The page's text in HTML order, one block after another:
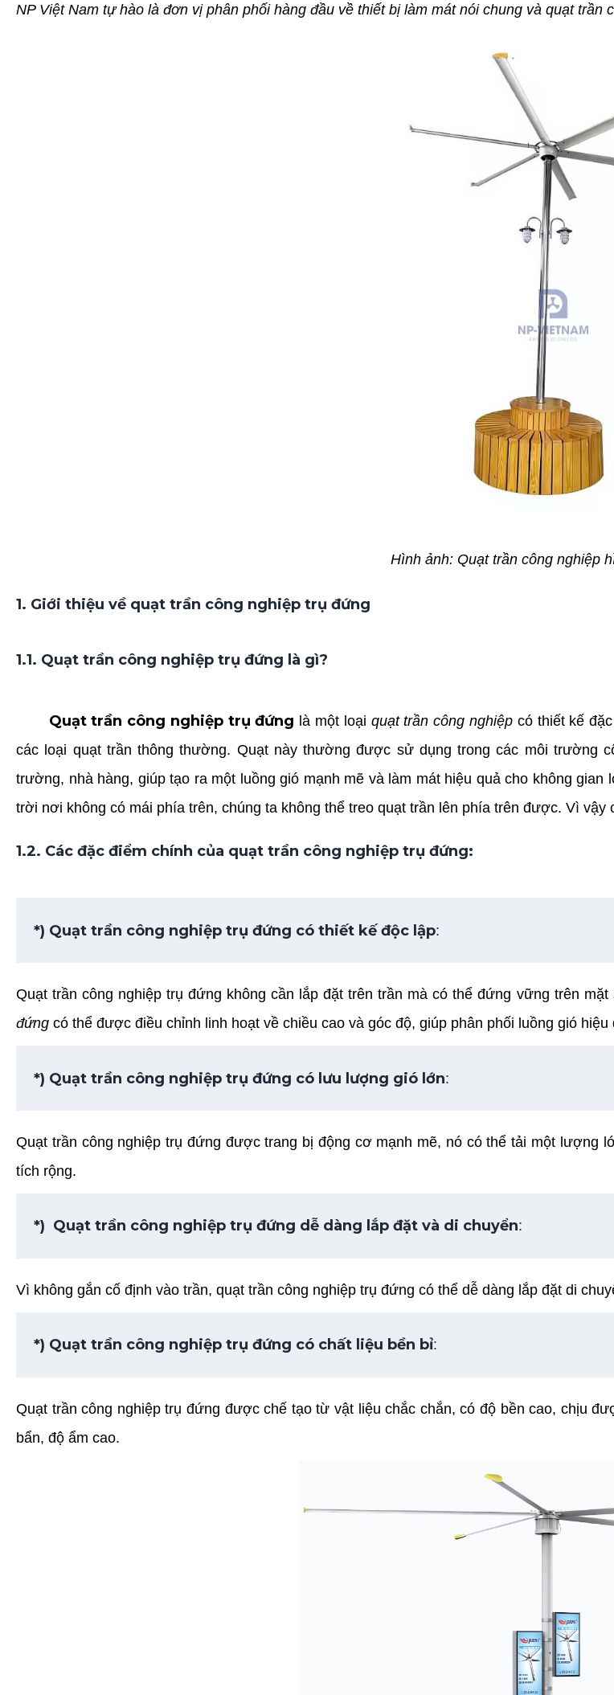
NP Việt Nam tự hào là đơn vị phân phối hàng đầu về thiết bị làm mát nói chung và quạt
Hình ảnh: Quạt trần công nghiệp
1. Giới thiệu về quạt trần công nghiệp trụ đứng
1.1. Quạt trần công nghiệp trụ đứng là gì?
Quạt trần công nghiệp trụ đứng là một loại quạt trần công nghiệp có thiết kế
các loại quạt trần thông thường. Quạt này thường được sử dụng trong các môi trường
trường, nhà hàng, giúp tạo ra một luồng gió mạnh mẽ và làm mát hiệu quả cho không
trời nơi không có mái phía trên, chúng ta không thể treo quạt trần lên phía trên được. Vì
1.2. Các đặc điểm chính của quạt trần công nghiệp trụ đứng:
*) Quạt trần công nghiệp trụ đứng có thiết kế độc lập:
Quạt trần công nghiệp trụ đứng không cần lắp đặt trên trần mà có thể đứng vững trên
đứng có thể được điều chỉnh linh hoạt về chiều cao và góc độ, giúp phân phối luồng gió
*) Quạt trần công nghiệp trụ đứng có lưu lượng gió lớn:
Quạt trần công nghiệp trụ đứng được trang bị động cơ mạnh mẽ, nó có thể tải một lượng
tích rộng.
*)  Quạt trần công nghiệp trụ đứng dễ dàng lắp đặt và di chuyển:
Vì không gắn cố định vào trần, quạt trần công nghiệp trụ đứng có thể dễ dàng lắp đặt di
*) Quạt trần công nghiệp trụ đứng có chất liệu bền bỉ:
Quạt trần công nghiệp trụ đứng được chế tạo từ vật liệu chắc chắn, có độ bền cao, chịu
bẩn, độ ẩm cao.